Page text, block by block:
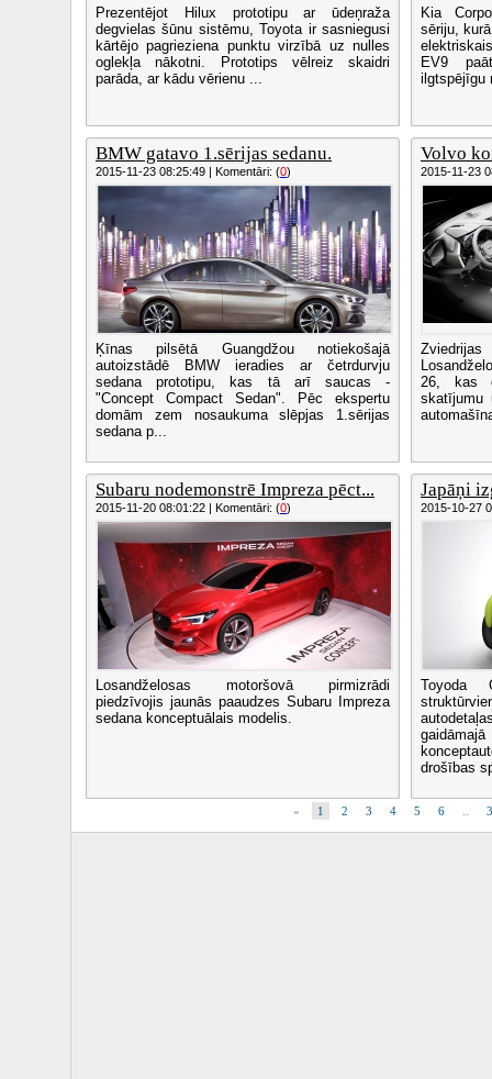
Prezentējot Hilux prototipu ar ūdeņraža
degvielas šūnu sistēmu, Toyota ir sasniegusi
kārtējo pagrieziena punktu virzībā uz nulles
oglekļa nākotni. Prototips vēlreiz skaidri
parāda, ar kādu vērienu ...
Kia
sēriju,
EV9
ilgtspējīgu
BMW gatavo 1.sērijas sedanu.
2015-11-23 08:25:49 | Komentāri: (0)
Ķīnas pilsētā Guangdžou notiekošajā
autoizstādē BMW ieradies ar četrdurvju
sedana prototipu, kas tā arī saucas -
"Concept Compact Sedan". Pēc ekspertu
domām zem nosaukuma slēpjas 1.sērijas
sedana p...
Volvo
2015-11-23
26, kas
skatījumu
Subaru nodemonstrē Impreza pēct...
2015-11-20 08:01:22 | Komentāri: (0)
Losandželosas motoršovā pirmizrādi
piedzīvojis jaunās paaudzes Subaru Impreza
sedana konceptuālais modelis.
Japāņi
2015-10-27
Toyoda
drošības
« 1 2 3 4 5 6